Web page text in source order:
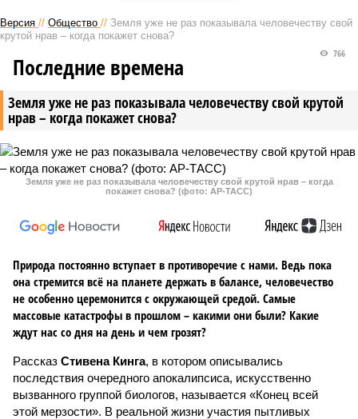
Версия // Общество // Земля уже не раз показывала человечеству свой
крутой нрав – когда покажет снова?
Земля уже не раз показывала человечеству свой крутой
нрав – когда покажет снова?
766
Последние времена
Земля уже не раз показывала человечеству свой крутой нрав – когда
покажет снова? (фото: АР-ТАСС)
Природа постоянно вступает в противоречие с нами. Ведь пока
она стремится всё на планете держать в балансе, человечество
не особенно церемонится с окружающей средой. Самые
массовые катастрофы в прошлом – какими они были? Какие
ждут нас со дня на день и чем грозят?
Рассказ Стивена Кинга, в котором описывались
последствия очередного апокалипсиса, искусственно
вызванного группой биологов, называется «Конец всей
этой мерзости». В реальной жизни участия пытливых